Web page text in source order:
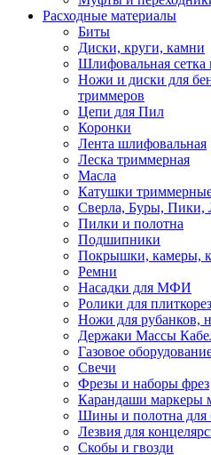
Расходные материалы
Биты
Диски, круги, камни
Шлифовальная сетка
Ножи и диски для
триммеров
Цепи для Пил
Коронки
Лента шлифовальная
Леска триммерная
Масла
Катушки
Сверла, Буры, Пики,
Пилки и полотна
Подшипники
Покрышки, камеры,
Ремни
Насадки для МФИ
Ролики для
Ножи для рубанков,
Держаки Массы
Газовое
Свечи
Фрезы и наборы фрез
Карандаши маркеры
Шины и полотна для
Лезвия для
Скобы и гвозди